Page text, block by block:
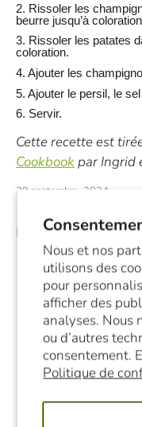
Nous et nos
utilisons des
pour
afficher des
analyses. Nous
ou d’autres
consentement.
Politique de
2. Rissoler les
beurre jusqu’à
3. Rissoler les patates
coloration.
4. Ajouter les
5. Ajouter le persil, le
6. Servir.
Cette recette est
Cookbook par Ingrid
29 septembre, 2024
Des produits